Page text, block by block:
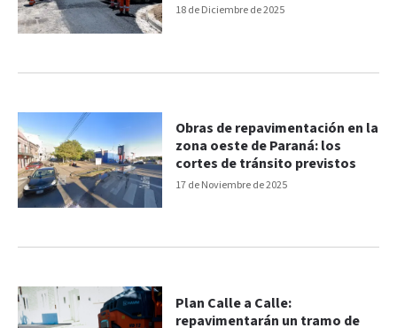
18 de Diciembre de 2025
17 de Noviembre de 2025
Obras de repavimentación en la
zona oeste de Paraná: los
cortes de tránsito previstos
Plan Calle a Calle:
repavimentarán un tramo de